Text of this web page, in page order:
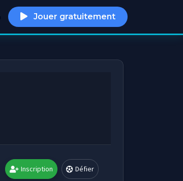
Jouer gratuitement
Inscription Défier